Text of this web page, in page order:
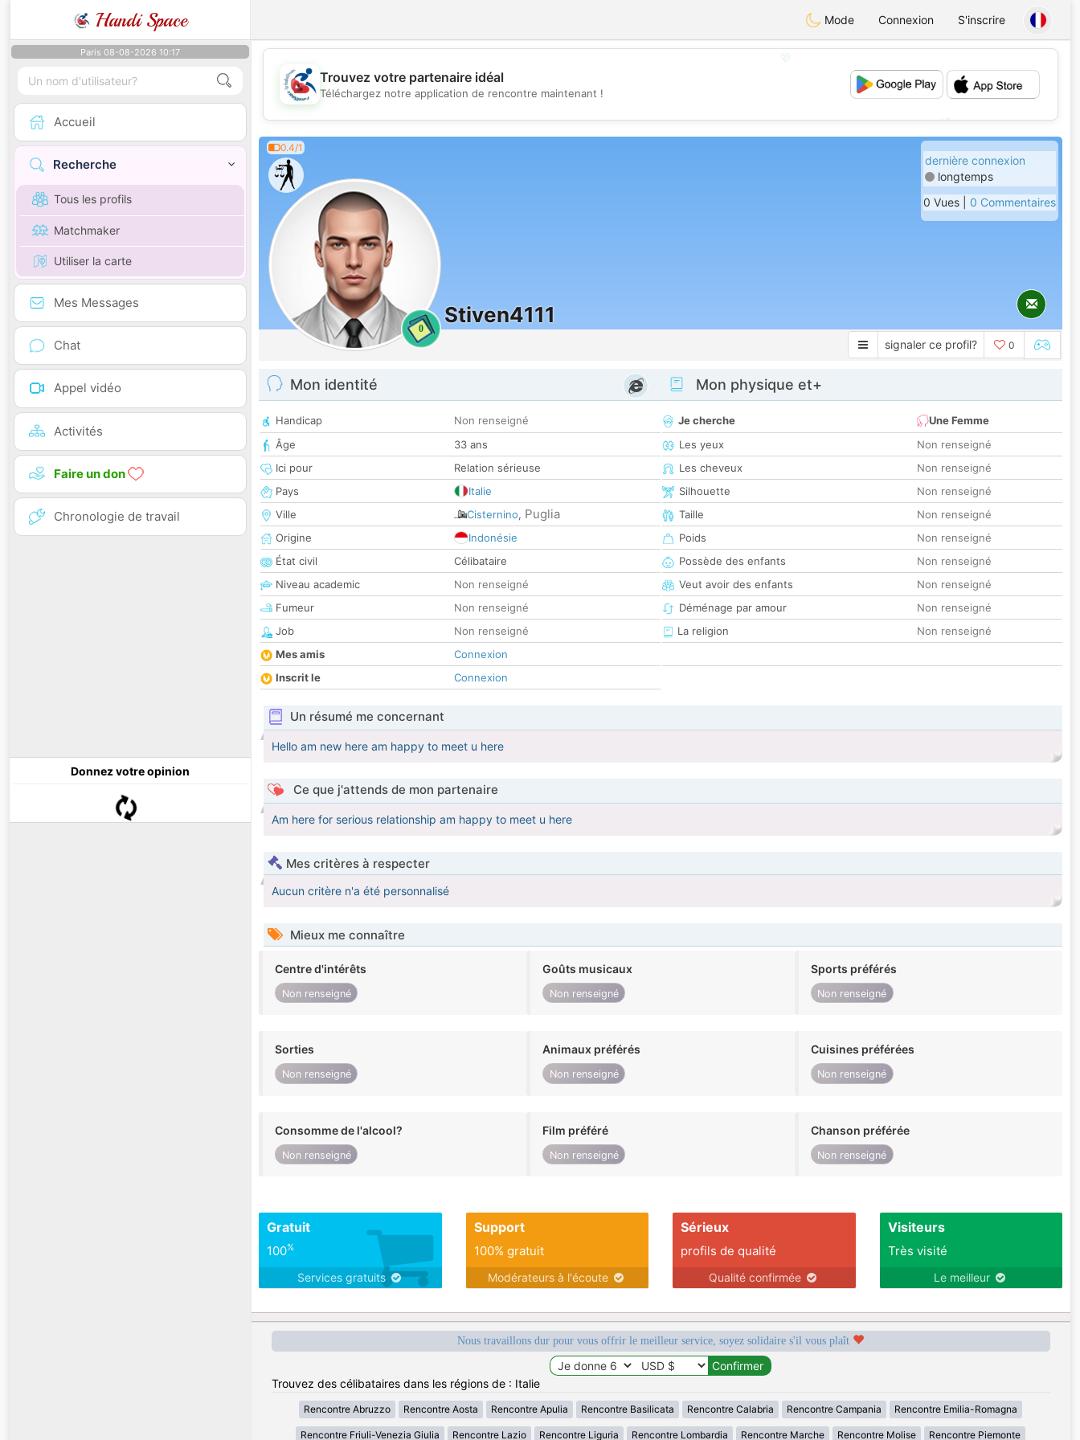
Handi Space Mode Connexion S'inscrire
Paris 08-08-2026 10:17
Accueil
Recherche
Tous les profils
Matchmaker
Utiliser la carte
Mes Messages
Chat
Appel vidéo
Activités
Faire un don
Chronologie de travail
Donnez votre opinion
💖
💕
Trouvez votre partenaire idéal
Téléchargez notre application de rencontre maintenant !
0.4/1
0
Stiven4111
dernière connexion
longtemps
0 Vues | 0 Commentaires
signaler ce profil? 0
Mon identité
Handicap
Non renseigné
Âge
33 ans
Ici pour
Relation sérieuse
Pays
Italie
Ville
Cisternino, Puglia
Origine
Indonésie
État civil
Célibataire
Niveau academic
Non renseigné
Fumeur
Non renseigné
Job
Non renseigné
Mes amis
Connexion
Inscrit le
Connexion
Mon physique et+
Je cherche
Une Femme
Les yeux
Non renseigné
Les cheveux
Non renseigné
Silhouette
Non renseigné
Taille
Non renseigné
Poids
Non renseigné
Possède des enfants
Non renseigné
Veut avoir des enfants
Non renseigné
Déménage par amour
Non renseigné
La religion
Non renseigné
Un résumé me concernant
Hello am new here am happy to meet u here
Ce que j'attends de mon partenaire
Am here for serious relationship am happy to meet u here
Mes critères à respecter
Aucun critère n'a été personnalisé
Mieux me connaître
Centre d'intérêts
Non renseigné
Goûts musicaux
Non renseigné
Sports préférés
Non renseigné
Sorties
Non renseigné
Animaux préférés
Non renseigné
Cuisines préférées
Non renseigné
Consomme de l'alcool?
Non renseigné
Film préféré
Non renseigné
Chanson préférée
Non renseigné
Gratuit
100%
Services gratuits
Support
100% gratuit
Modérateurs à l'écoute
Sérieux
profils de qualité
Qualité confirmée
Visiteurs
Très visité
Le meilleur
Nous travaillons dur pour vous offrir le meilleur service, soyez solidaire s'il vous plaît
Trouvez des célibataires dans les régions de : Italie
Rencontre Abruzzo Rencontre Aosta Rencontre Apulia Rencontre Basilicata Rencontre Calabria Rencontre Campania Rencontre Emilia-Romagna
Rencontre Friuli-Venezia Giulia Rencontre Lazio Rencontre Liguria Rencontre Lombardia Rencontre Marche Rencontre Molise Rencontre Piemonte